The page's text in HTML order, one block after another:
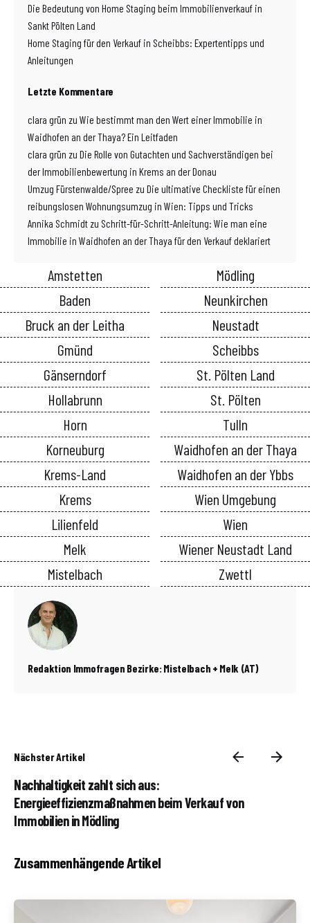
Die Bedeutung von Home Staging beim Immobilienverkauf in
Sankt Pölten Land
Home Staging für den Verkauf in Scheibbs: Expertentipps und
Anleitungen
Letzte Kommentare
clara grün zu Wie bestimmt man den Wert einer Immobilie in
Waidhofen an der Thaya? Ein Leitfaden
clara grün zu Die Rolle von Gutachten und Sachverständigen bei
der Immobilienbewertung in Krems an der Donau
Umzug Fürstenwalde/Spree zu Die ultimative Checkliste für einen
reibungslosen Wohnungsumzug in Wien: Tipps und Tricks
Annika Schmidt zu Schritt-für-Schritt-Anleitung: Wie man eine
Immobilie in Waidhofen an der Thaya für den Verkauf deklariert
Amstetten
Baden
Bruck an der Leitha
Gmünd
Gänserndorf
Hollabrunn
Horn
Korneuburg
Krems-Land
Krems
Lilienfeld
Melk
Mistelbach
Mödling
Neunkirchen
Neustadt
Scheibbs
St. Pölten Land
St. Pölten
Tulln
Waidhofen an der Thaya
Waidhofen an der Ybbs
Wien Umgebung
Wien
Wiener Neustadt Land
Zwettl
Redaktion Immofragen Bezirke: Mistelbach + Melk (AT)
Nächster Artikel
Nachhaltigkeit zahlt sich aus:
Energieeffizienzmaßnahmen beim Verkauf von
Immobilien in Mödling
Zusammenhängende Artikel